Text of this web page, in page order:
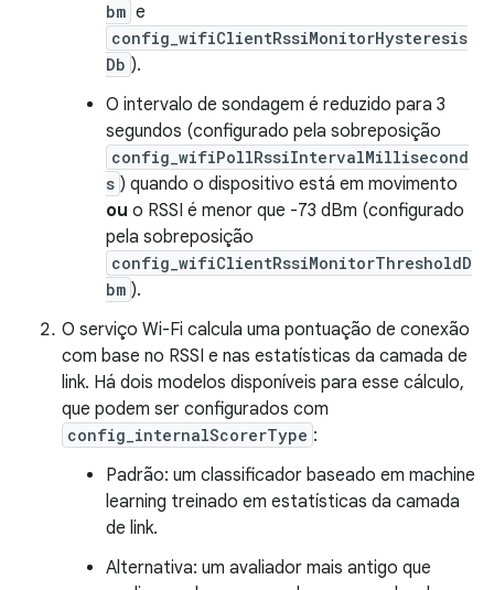
bm e
config_wifiClientRssiMonitorHysteresis
Db ).
O intervalo de sondagem é reduzido para 3
segundos (configurado pela sobreposição
config_wifiPollRssiIntervalMillisecond
s ) quando o dispositivo está em movimento
ou o RSSI é menor que -73 dBm (configurado
pela sobreposição
config_wifiClientRssiMonitorThresholdD
bm ).
O serviço Wi-Fi calcula uma pontuação de conexão
com base no RSSI e nas estatísticas da camada de
link. Há dois modelos disponíveis para esse cálculo,
que podem ser configurados com
config_internalScorerType :
Padrão: um classificador baseado em machine
learning treinado em estatísticas da camada
de link.
Alternativa: um avaliador mais antigo que